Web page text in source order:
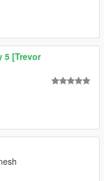
5 [Trevor